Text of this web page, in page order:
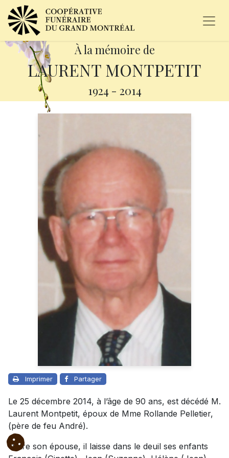
À la mémoire de
LAURENT MONTPETIT
1924 - 2014
Imprimer Partager
Le 25 décembre 2014, à l’âge de 90 ans, est décédé M.
Laurent Montpetit, époux de Mme Rollande Pelletier,
(père de feu André).
Outre son épouse, il laisse dans le deuil ses enfants